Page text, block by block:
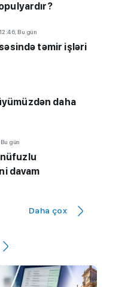
12:46, Bu gün
təmir işləri
daha
gün
nüfuzlu
davam
imkanı olan
Daha çox